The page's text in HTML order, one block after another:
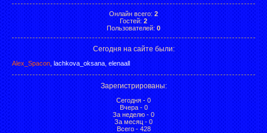
Онлайн всего: 2
Гостей: 2
Пользователей: 0
Сегодня на сайте были:
Alex_Spacon lachkova_oksana elenaall
Зарегистрированы:
Сегодня - 0
Вчера - 0
За неделю - 0
За месяц - 0
Всего - 428